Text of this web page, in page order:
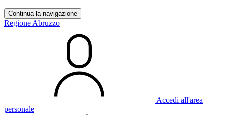
Continua la navigazione
Regione Abruzzo
Accedi all'area
personale